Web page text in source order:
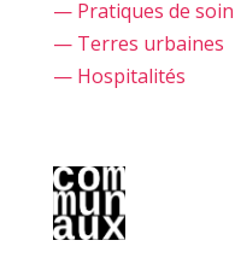
— Pratiques de soin
— Terres urbaines
— Hospitalités